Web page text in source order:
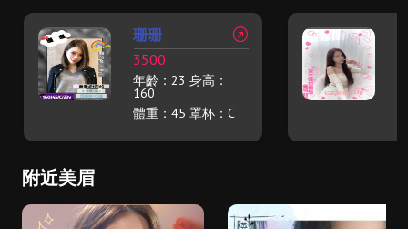
珊珊
3500
年齡：23 身高：
160
體重：45 罩杯：C
附近美眉